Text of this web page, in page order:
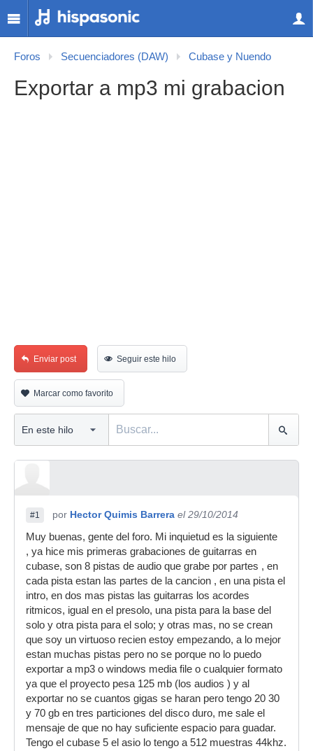
Foros Secuenciadores (DAW) Cubase y Nuendo
Exportar a mp3 mi grabacion
Enviar post Seguir este hilo
Marcar como favorito
#1 por Hector Quimis Barrera el 29/10/2014
Muy buenas, gente del foro. Mi inquietud es la siguiente
, ya hice mis primeras grabaciones de guitarras en
cubase, son 8 pistas de audio que grabe por partes , en
cada pista estan las partes de la cancion , en una pista el
intro, en dos mas pistas las guitarras los acordes
ritmicos, igual en el presolo, una pista para la base del
solo y otra pista para el solo; y otras mas, no se crean
que soy un virtuoso recien estoy empezando, a lo mejor
estan muchas pistas pero no se porque no lo puedo
exportar a mp3 o windows media file o cualquier formato
ya que el proyecto pesa 125 mb (los audios ) y al
exportar no se cuantos gigas se haran pero tengo 20 30
y 70 gb en tres particiones del disco duro, me sale el
mensaje de que no hay suficiente espacio para guadar.
Tengo el cubase 5 el asio lo tengo a 512 muestras 44khz.